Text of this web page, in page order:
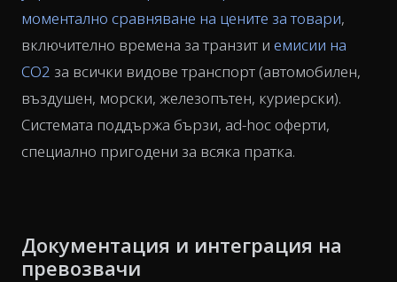
моментално сравняване на цените за товари,
включително времена за транзит и емисии на
CO2 за всички видове транспорт (автомобилен,
въздушен, морски, железопътен, куриерски).
Системата поддържа бързи, ad-hoc оферти,
специално пригодени за всяка пратка.
Документация и интеграция на
превозвачи